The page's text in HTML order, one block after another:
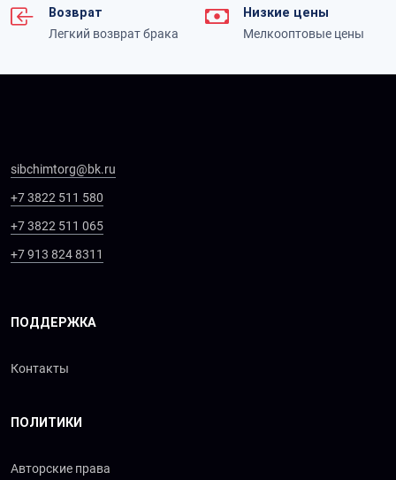
Возврат
Легкий возврат брака
Низкие цены
Мелкооптовые цены
sibchimtorg@bk.ru
+7 3822 511 580
+7 3822 511 065
+7 913 824 8311
ПОДДЕРЖКА
Контакты
ПОЛИТИКИ
Авторские права